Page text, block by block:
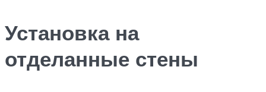
Установка на
отделанные стены